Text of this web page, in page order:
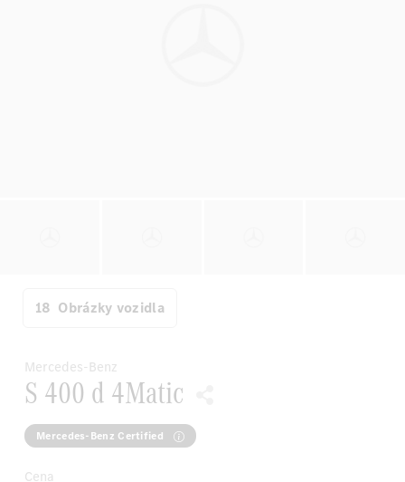
18 Obrázky vozidla
Mercedes-Benz
S 400 d 4Matic
Mercedes-Benz Certified
Cena